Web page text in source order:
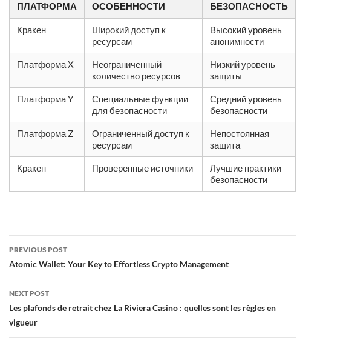
ПЛАТФОРМА ОСОБЕННОСТИ БЕЗОПАСНОСТЬ
Кракен
Широкий доступ к
ресурсам
Высокий уровень
анонимности
Платформа X
Неограниченный
количество ресурсов
Низкий уровень
защиты
Платформа Y
Специальные функции
для безопасности
Средний уровень
безопасности
Платформа Z
Ограниченный доступ к
ресурсам
Непостоянная
защита
Кракен Проверенные источники
Лучшие практики
безопасности
Post
navigation
PREVIOUS POST
Atomic Wallet: Your Key to Effortless Crypto Management
NEXT POST
Les plafonds de retrait chez La Riviera Casino : quelles sont les règles en
vigueur